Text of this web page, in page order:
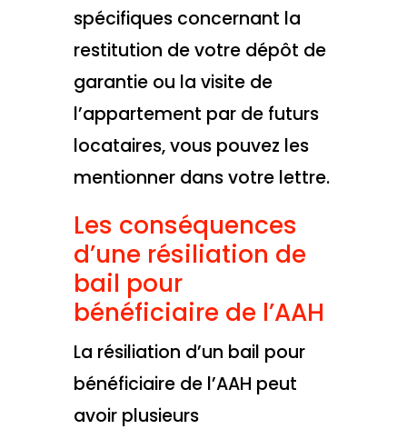
spécifiques concernant la
restitution de votre dépôt de
garantie ou la visite de
l’appartement par de futurs
locataires, vous pouvez les
mentionner dans votre lettre.
Les conséquences
d’une résiliation de
bail pour
bénéficiaire de l’AAH
La résiliation d’un bail pour
bénéficiaire de l’AAH peut
avoir plusieurs